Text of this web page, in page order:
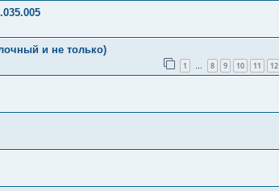
и не только)
1 … 8 9 10 11 12